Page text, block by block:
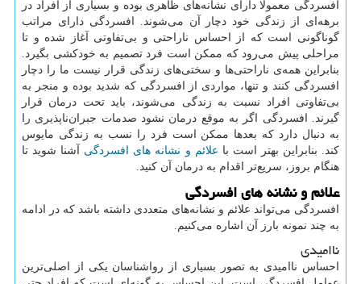
افسردگی معمولا دارای نشانه‌های ظاهری بوده و بسیاری از افراد در
برهه‌ای از زندگی خود دچار آن می‌شوند. افسردگی دارای مراتب
گوناگونی است که از احساس ناراحتی و بی‌تفاوتی آغاز شده و تا
مراحلی پیش می‌رود که ممکن است فرد تصمیم به خودکشی بگیرد.
بنابراین همه‌ی ناراحتی‌ها و سختی‌های زندگی قرار نیست ما را دچار
افسردگی کنند و تنها، مواردی از افسردگی که شدید بوده و منجر به
بی‌تفاوتی افراد نسبت به زندگی می‌شوند، باید تحت درمان قرار
گیرند. افسردگی اگر به موقع درمان نشود صدمات جبران‌ناپذیری را
به دنبال دارد که بعدها ممکن است فرد را نسب به زندگی مایوس
کند. بنابراین بهتر است با علائم و نشانه های افسردگی آشنا شوید تا
هنگام بروز، سریع‌تر اقدام به درمان آن کنید.
علائم و نشانه های افسردگی
افسردگی می‌تواند علائم و نشانه‌های متعددی داشته باشد که در ادامه
به چند نمونه بارز آن اشاره می‌کنیم.
ناامیدی
احساس ناامیدی به تصور بسیاری از رواشناسان یکی از اصلی‌ترین